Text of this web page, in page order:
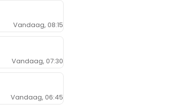
Vandaag, 08:15
Vandaag, 07:30
Vandaag, 06:45